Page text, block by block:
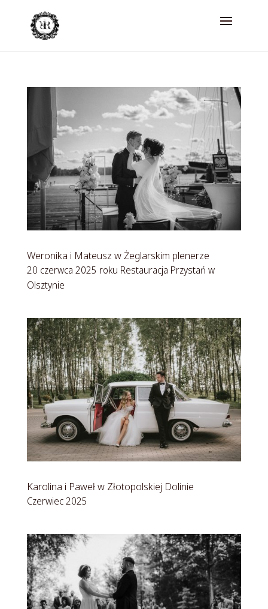
Weronika i Mateusz w Żeglarskim plenerze
20 czerwca 2025 roku Restauracja Przystań w
Olsztynie
Karolina i Paweł w Złotopolskiej Dolinie
Czerwiec 2025